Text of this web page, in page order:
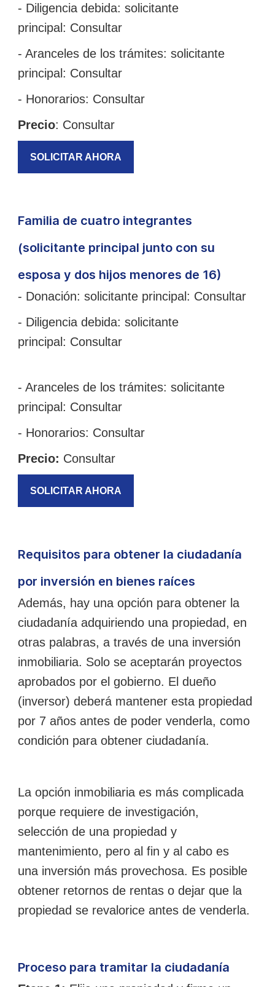
- Diligencia debida: solicitante
principal: Consultar
- Aranceles de los trámites: solicitante
principal: Consultar
- Honorarios: Consultar
Precio: Consultar
SOLICITAR AHORA
Familia de cuatro integrantes
(solicitante principal junto con su
esposa y dos hijos menores de 16)
- Donación: solicitante principal: Consultar
- Diligencia debida: solicitante
principal: Consultar
- Aranceles de los trámites: solicitante
principal: Consultar
- Honorarios: Consultar
Precio: Consultar
SOLICITAR AHORA
Requisitos para obtener la ciudadanía
por inversión en bienes raíces
Además, hay una opción para obtener la
ciudadanía adquiriendo una propiedad, en
otras palabras, a través de una inversión
inmobiliaria. Solo se aceptarán proyectos
aprobados por el gobierno. El dueño
(inversor) deberá mantener esta propiedad
por 7 años antes de poder venderla, como
condición para obtener ciudadanía.
La opción inmobiliaria es más complicada
porque requiere de investigación,
selección de una propiedad y
mantenimiento, pero al fin y al cabo es
una inversión más provechosa. Es posible
obtener retornos de rentas o dejar que la
propiedad se revalorice antes de venderla.
Proceso para tramitar la ciudadanía